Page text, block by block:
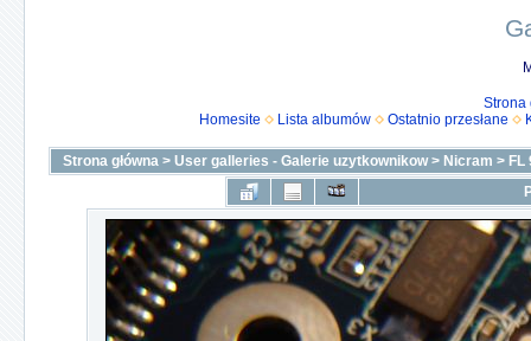
Strona
Homesite
Lista albumów Ostatnio przesłane
Strona główna > User galleries - Galerie uzytkownikow> Nicram > FL